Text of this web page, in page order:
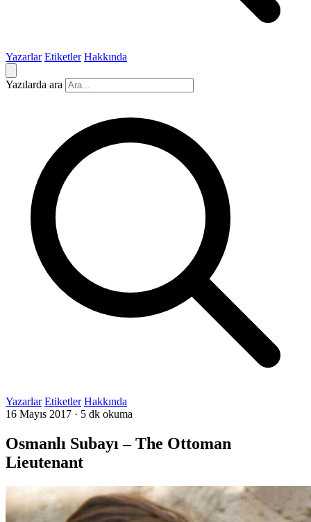
Yazarlar Etiketler Hakkında
Yazılarda ara
Yazarlar Etiketler Hakkında
16 Mayıs 2017 · 5 dk okuma
Osmanlı Subayı – The Ottoman
Lieutenant